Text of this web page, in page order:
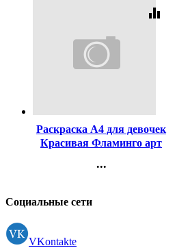
equalizer
Раскраска А4 для девочек
Красивая Фламинго арт
...
Регистрация
Социальные сети
VKontakte